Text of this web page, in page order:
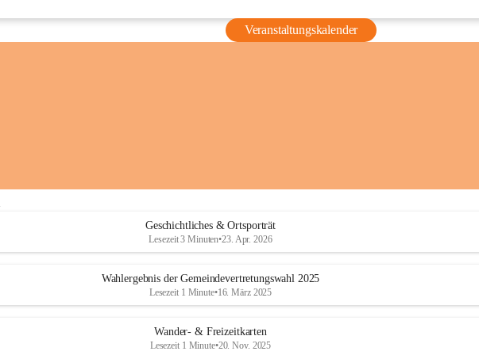
Veranstaltungskalender
Geschichtliches & Ortsporträt
Lesezeit 3 Minuten•23. Apr. 2026
Wahlergebnis der Gemeindevertretungswahl 2025
Lesezeit 1 Minute•16. März 2025
Wander- & Freizeitkarten
Lesezeit 1 Minute•20. Nov. 2025